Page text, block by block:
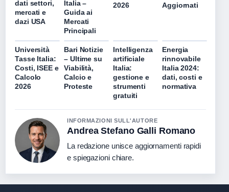
dati settori,
mercati e
dazi USA
Italia –
Guida ai
Mercati
Principali
2026
Aggiornati
Università
Tasse Italia:
Costi, ISEE e
Calcolo
2026
Bari Notizie
– Ultime su
Viabilità,
Calcio e
Proteste
Intelligenza
artificiale
Italia:
gestione e
strumenti
gratuiti
Energia
rinnovabile
Italia 2024:
dati, costi e
normativa
INFORMAZIONI SULL'AUTORE
Andrea Stefano Galli Romano
La redazione unisce aggiornamenti rapidi
e spiegazioni chiare.